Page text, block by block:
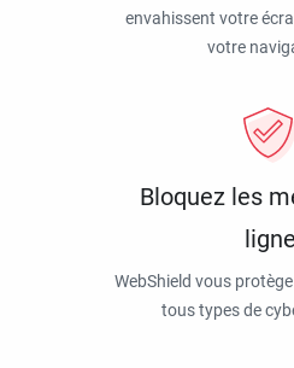
envahissent votre
votre
Bloquez les
ligne
WebShield vous
tous types de